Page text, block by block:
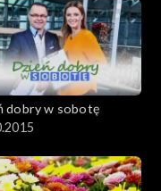
dobry w sobotę